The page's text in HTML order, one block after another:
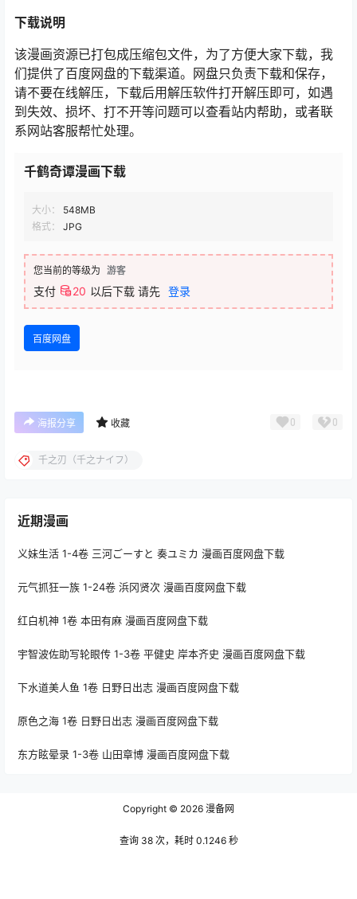
下载说明
该漫画资源已打包成压缩包文件，为了方便大家下载，我
们提供了百度网盘的下载渠道。网盘只负责下载和保存，
请不要在线解压，下载后用解压软件打开解压即可，如遇
到失效、损坏、打不开等问题可以查看站内帮助，或者联
系网站客服帮忙处理。
千鹤奇谭漫画下载
大小：
548MB
格式：
JPG
您当前的等级为 游客
支付 20 以后下载 请先 登录
百度网盘
海报分享 收藏 0 0
千之刃（千之ナイフ）
近期漫画
义妹生活 1-4卷 三河ごーすと 奏ユミカ 漫画百度网盘下载
元气抓狂一族 1-24卷 浜冈贤次 漫画百度网盘下载
红白机神 1卷 本田有麻 漫画百度网盘下载
宇智波佐助写轮眼传 1-3卷 平健史 岸本齐史 漫画百度网盘下载
下水道美人鱼 1卷 日野日出志 漫画百度网盘下载
原色之海 1卷 日野日出志 漫画百度网盘下载
东方眩晕录 1-3卷 山田章博 漫画百度网盘下载
Copyright © 2026 漫备网
查询 38 次，耗时 0.1246 秒